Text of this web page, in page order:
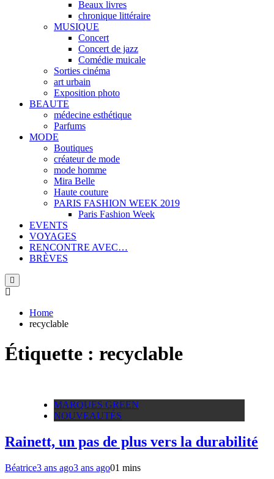
Beaux livres
chronique littéraire
MUSIQUE
Concert
Concert de jazz
Comédie muicale
Sorties cinéma
art urbain
Exposition photo
BEAUTE
médecine esthétique
Parfums
MODE
Boutiques
créateur de mode
mode homme
Mira Belle
Haute couture
PARIS FASHION WEEK 2019
Paris Fashion Week
EVENTS
VOYAGES
RENCONTRE AVEC…
BRÈVES
Home
recyclable
Étiquette : recyclable
MARQUES GREEN
NOUVEAUTÉS
Rainett, un pas de plus vers la durabilité
Béatrice3 ans ago3 ans ago01 mins